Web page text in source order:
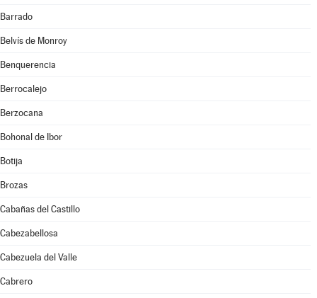
Barrado
Belvís de Monroy
Benquerencia
Berrocalejo
Berzocana
Bohonal de Ibor
Botija
Brozas
Cabañas del Castillo
Cabezabellosa
Cabezuela del Valle
Cabrero